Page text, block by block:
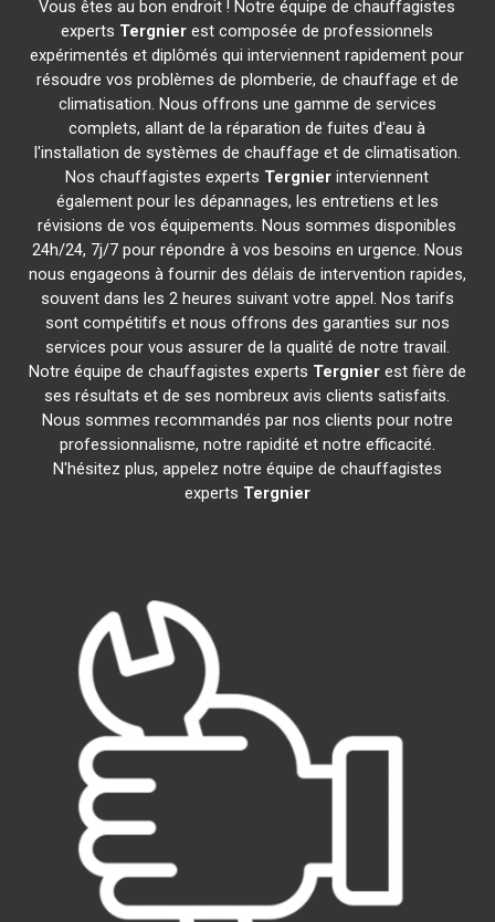
Vous êtes au bon endroit ! Notre équipe de chauffagistes
experts Tergnier est composée de professionnels
expérimentés et diplômés qui interviennent rapidement pour
résoudre vos problèmes de plomberie, de chauffage et de
climatisation. Nous offrons une gamme de services
complets, allant de la réparation de fuites d'eau à
l'installation de systèmes de chauffage et de climatisation.
Nos chauffagistes experts Tergnier interviennent
également pour les dépannages, les entretiens et les
révisions de vos équipements. Nous sommes disponibles
24h/24, 7j/7 pour répondre à vos besoins en urgence. Nous
nous engageons à fournir des délais de intervention rapides,
souvent dans les 2 heures suivant votre appel. Nos tarifs
sont compétitifs et nous offrons des garanties sur nos
services pour vous assurer de la qualité de notre travail.
Notre équipe de chauffagistes experts Tergnierest fière de
ses résultats et de ses nombreux avis clients satisfaits.
Nous sommes recommandés par nos clients pour notre
professionnalisme, notre rapidité et notre efficacité.
N'hésitez plus, appelez notre équipe de chauffagistes
experts Tergnier